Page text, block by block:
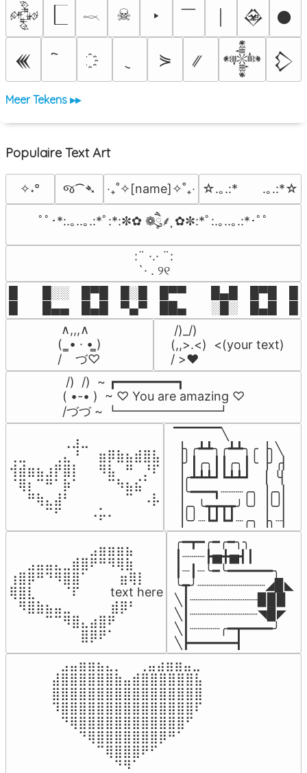
𒅒 𓎖 ☠ ‣ ￣ 𒊲 𒊹
𒌍 ⋟ 𒀱 𒁷
Meer Tekens ▸▸
Populaire Text Art
✧˖° જ⁀➴ ‎‧₊˚✧[name]✧˚₊‧ ☆.｡.:*　　.｡.:*☆
ﾟﾟ･*:.｡..｡.:*ﾟ:*:✼✿ ❁ཻུ۪۪⸙͎ ✿✼:*ﾟ:.｡..｡.:*･ﾟﾟ
⠀:¨ ·.· ¨:⠀
⠀ `· . ୨୧⠀
█  █░░ █▀█ █░█ █▀▀  █▄█ █▀█
█  █▄▄ █▄█ ▀▄▀ ██▄  ░█░ █▄█
∧,,,∧
(  ̳• · • ̳)
/    づ♡
/)_/)
(,,>.<)  <(your text)
/ >❤️
/)  /)  ~ ┏━━━━━━━━┓
( •-• )  ~ ♡ You are amazing ♡
/づづ ~ ┗━━━━━━━━┛
⠀⠀⠀⠀⠀⠀⢀⣰⣀⠀⠀⠀⠀⠀⠀⠀⠀
⢀⣀⠀⠀⠀⢀⣄⠘⠀⠀⣶⡿⣷⣦⣾⣿⣧
⢺⣾⣶⣦⣰⡟⣿⡇⠀⠀⠻⣧⠀⠛⠀⡘⠏
⠈⢿⡆⠉⠛⠁⡷⠁⠀⠀⠀⠉⠳⣦⣮⠁⠀
⠀⠀⠛⢷⣄⣼⠃⠀⠀⠀⠀⠀⠀⠉⠀⠠⡧
⠀⠀⠀⠀⠉⠋⠀⠀⠀⠠⡥⠄⠀⠀⠀⠀⠀
▔▔▔▔▔╲
▕╮╭┻┻╮╭┻┻╮╭▕╮╲
▕╯┃╭╮┃┃╭╮┃╰▕╯╭▏
▕╭┻┻┻┛┗┻┻┛  ▕  ╰▏
▕╰━━━┓┈┈┈╭╮▕╭╮▏
▕╭╮╰┳┳┳┳╯╰╯▕╰╯▏
▕╰╯┈┗┛┗┛┈╭╮▕╮┈▏
⠀⠀⠀⠀⠀⠀⠀⠀⠀⣠⣶⣶⣶⣦⠀⠀
⠀⠀⣠⣤⣤⣄⣀⣾⣿⠟⠛⠻⢿⣷⠀
⢰⣿⡿⠛⠙⠻⣿⣿⠁⠀⠀ ⠀⣶⢿⡇
⢿⣿⣇⠀⠀⠀⠈⠏⠀⠀⠀ text here
⠀⠻⣿⣷⣦⣤⣀⠀⠀⠀ ⠀⣾⡿⠃⠀
⠀⠀⠀⠀⠉⠉⠻⣿⣄⣴⣿⠟⠀⠀⠀
⠀⠀⠀⠀⠀⠀⠀⠀⣿⡿⠟⠁⠀⠀⠀
╭━┳━╭━╭━╮╮
┃┈┈┈┣▅╋▅┫┃
┃┈┃┈╰━╰━━━━━━╮
╰┳╯┈┈┈┈┈┈┈┈┈◢▉◣
╲┃┈┈┈┈┈┈┈┈┈▉▉▉
╲┃┈┈┈┈┈┈┈┈┈◥▉◤
╲┃┈┈┈┈╭━┳━━━━╯
╲┣━━━━━━┫﻿
⠀⣠⣤⣶⣶⣦⣄⡀  ⠀⢀⣤⣴⣶⣶⣤⣀⠀
⣼⣿⣿⣿⣿⣿⣿⣷⣤⣾⣿⣿⣿⣿⣿⣿⣧
⣿⣿⣿⣿⣿⣿⣿⣿⣿⣿⣿⣿⣿⣿⣿⣿⣿
⠹⣿⣿⣿⣿⣿⣿⣿⣿⣿⣿⣿⣿⣿⣿⣿⠏
⠀⠙⢿⣿⣿⣿⣿⣿⣿⣿⣿⣿⣿⣿⣿⠋⠀
⠀⠀⠀⠙⢿⣿⣿⣿⣿⣿⣿⣿⡿⠛⠁⠀⠀
⠀⠀⠀⠀⠀⠉⢿⣿⣿⣿⠟⠋⠀⠀⠀⠀⠀
⠀⠀⠀⠀⠀⠀⠀⠙⠻⠁⠀⠀⠀⠀⠀⠀⠀⠀⠀⠀⠀⠀⠀